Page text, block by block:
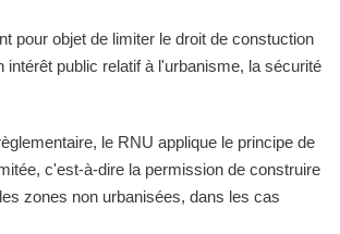
pour objet de limiter le droit de constuction
intérêt public relatif à l'urbanisme, la sécurité
le RNU applique le principe de
c'est-à-dire la permission de construire
zones non urbanisées, dans les cas